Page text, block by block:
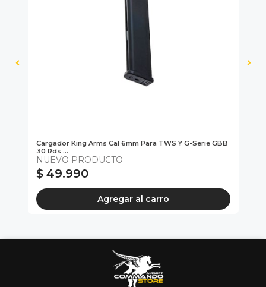
Cargador King Arms Cal 6mm Para TWS Y G-Serie GBB
30 Rds ...
NUEVO PRODUCTO
$ 49.990
Agregar al carro